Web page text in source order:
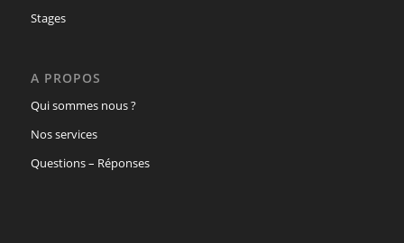
Stages
A PROPOS
Qui sommes nous ?
Nos services
Questions – Réponses